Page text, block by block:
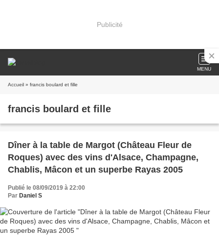
Publicité
MENU
Accueil » francis boulard et fille
francis boulard et fille
Dîner à la table de Margot (Château Fleur de
Roques) avec des vins d'Alsace, Champagne,
Chablis, Mâcon et un superbe Rayas 2005
Publié le 08/09/2019 à 22:00
Par Daniel S